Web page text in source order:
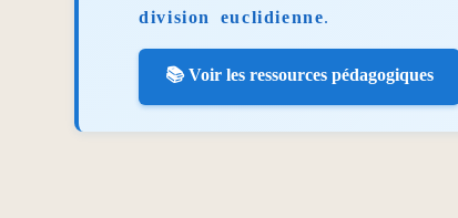
division euclidienne.
📚 Voir les ressources pédagogiques